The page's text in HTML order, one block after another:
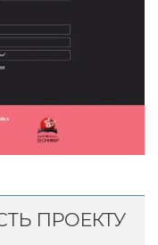
ПРОЕКТУ